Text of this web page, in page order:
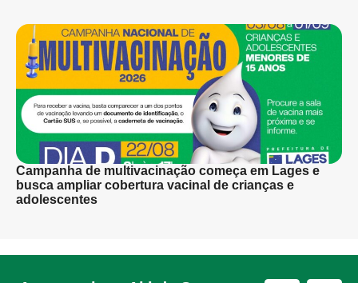
Campanha de multivacinação começa em Lages e
busca ampliar cobertura vacinal de crianças e
adolescentes